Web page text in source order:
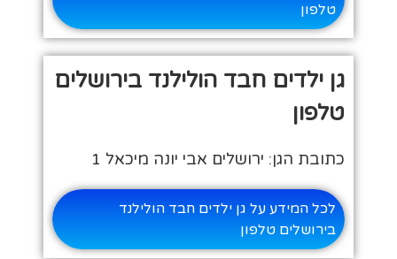
טלפון
גן ילדים חבד הולילנד בירושלים
טלפון
כתובת הגן: ירושלים אבי יונה מיכאל 1
לכל המידע על גן ילדים חבד הולילנד
בירושלים טלפון